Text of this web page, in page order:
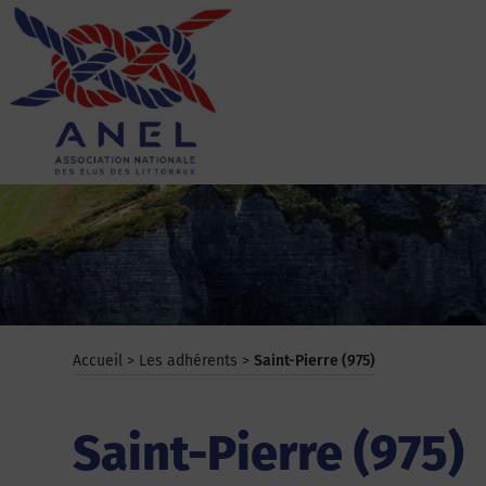
Aller
contenu
ANEL
Accueil > Les adhérents > Saint-Pierre (975)
Saint-Pierre (975)